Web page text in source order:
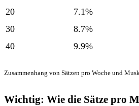
20
7.1%
30
8.7%
40
9.9%
Zusammenhang von Sätzen pro Woche und
Wichtig: Wie die Sätze pro